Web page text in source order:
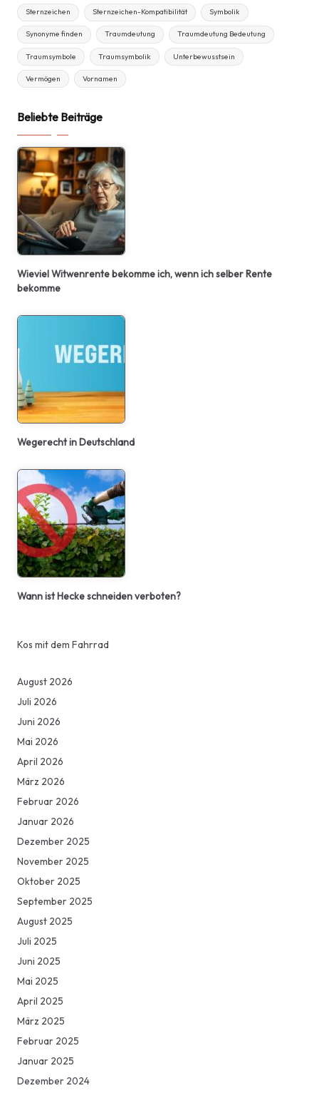
Sternzeichen Sternzeichen-Kompatibilität Symbolik
Synonyme finden Traumdeutung Traumdeutung Bedeutung
Traumsymbole Traumsymbolik Unterbewusstsein
Vermögen Vornamen
Beliebte Beiträge
Wieviel Witwenrente bekomme ich, wenn ich selber Rente
bekomme
Wegerecht in Deutschland
Wann ist Hecke schneiden verboten?
Kos mit dem Fahrrad
August 2026
Juli 2026
Juni 2026
Mai 2026
April 2026
März 2026
Februar 2026
Januar 2026
Dezember 2025
November 2025
Oktober 2025
September 2025
August 2025
Juli 2025
Juni 2025
Mai 2025
April 2025
März 2025
Februar 2025
Januar 2025
Dezember 2024